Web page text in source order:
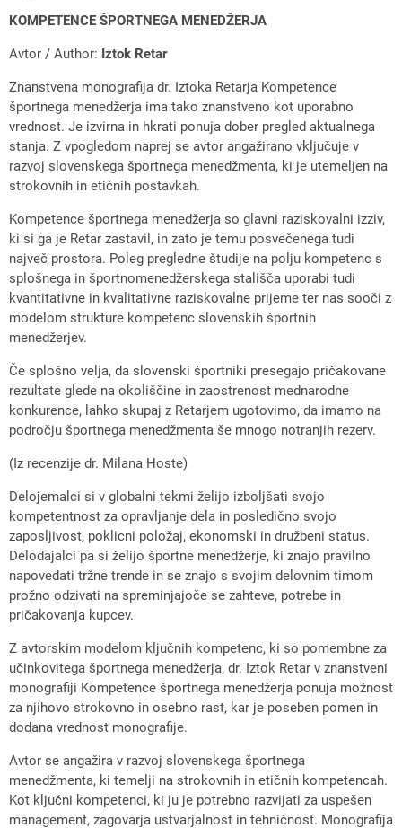
KOMPETENCE ŠPORTNEGA MENEDŽERJA
Avtor / Author: Iztok Retar
Znanstvena monografija dr. Iztoka Retarja Kompetence
športnega menedžerja ima tako znanstveno kot uporabno
vrednost. Je izvirna in hkrati ponuja dober pregled aktualnega
stanja. Z vpogledom naprej se avtor angažirano vključuje v
razvoj slovenskega športnega menedžmenta, ki je utemeljen na
strokovnih in etičnih postavkah.
Kompetence športnega menedžerja so glavni raziskovalni izziv,
ki si ga je Retar zastavil, in zato je temu posvečenega tudi
največ prostora. Poleg pregledne študije na polju kompetenc s
splošnega in športnomenedžerskega stališča uporabi tudi
kvantitativne in kvalitativne raziskovalne prijeme ter nas sooči z
modelom strukture kompetenc slovenskih športnih
menedžerjev.
Če splošno velja, da slovenski športniki presegajo pričakovane
rezultate glede na okoliščine in zaostrenost mednarodne
konkurence, lahko skupaj z Retarjem ugotovimo, da imamo na
področju športnega menedžmenta še mnogo notranjih rezerv.
(Iz recenzije dr. Milana Hoste)
Delojemalci si v globalni tekmi želijo izboljšati svojo
kompetentnost za opravljanje dela in posledično svojo
zaposljivost, poklicni položaj, ekonomski in družbeni status.
Delodajalci pa si želijo športne menedžerje, ki znajo pravilno
napovedati tržne trende in se znajo s svojim delovnim timom
prožno odzivati na spreminjajoče se zahteve, potrebe in
pričakovanja kupcev.
Z avtorskim modelom ključnih kompetenc, ki so pomembne za
učinkovitega športnega menedžerja, dr. Iztok Retar v znanstveni
monografiji Kompetence športnega menedžerja ponuja možnost
za njihovo strokovno in osebno rast, kar je poseben pomen in
dodana vrednost monografije.
Avtor se angažira v razvoj slovenskega športnega
menedžmenta, ki temelji na strokovnih in etičnih kompetencah.
Kot ključni kompetenci, ki ju je potrebno razvijati za uspešen
management, zagovarja ustvarjalnost in tehničnost. Monografija